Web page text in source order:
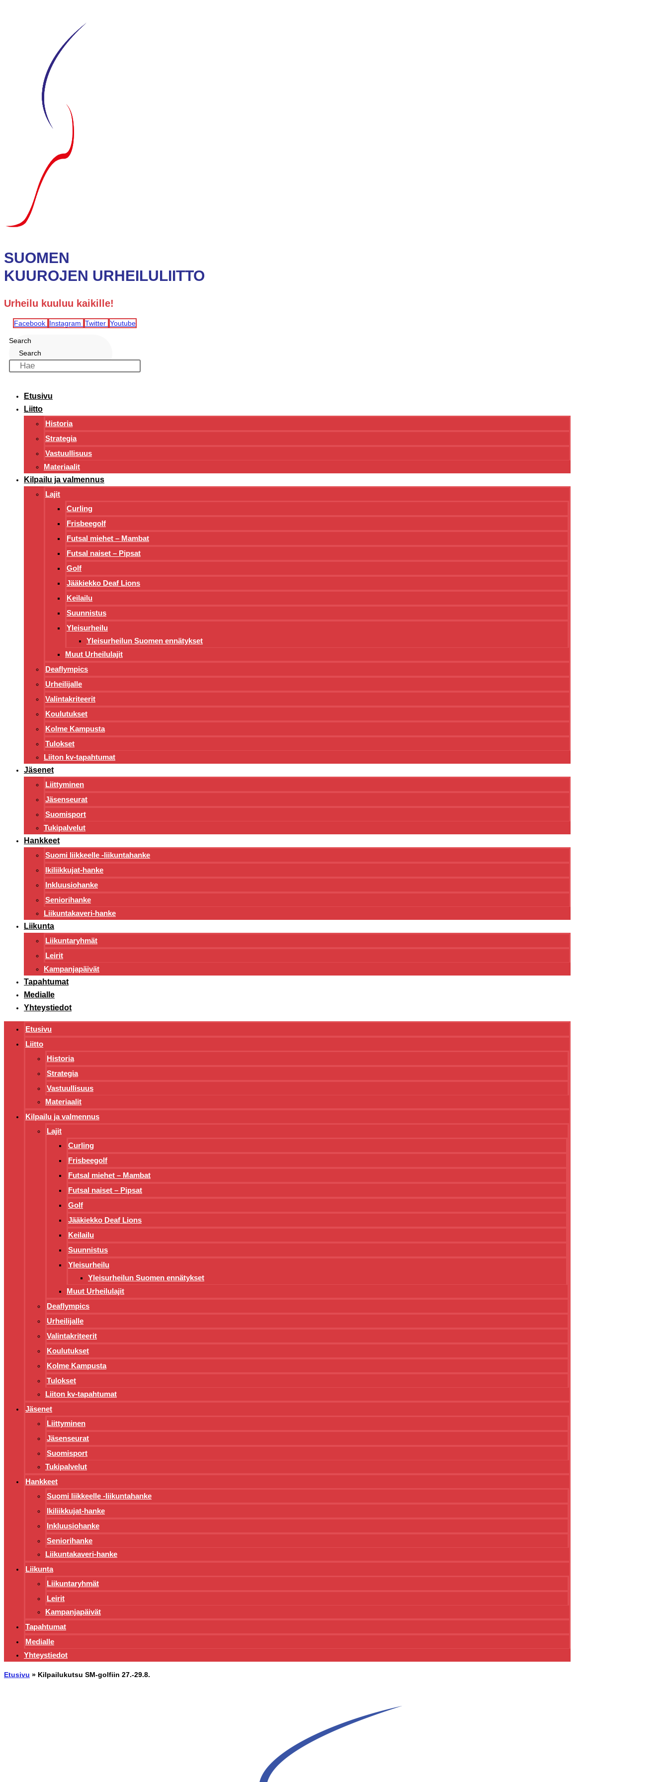
SUOMEN
KUUROJEN URHEILULIITTO
Urheilu kuuluu kaikille!
Facebook Instagram Twitter Youtube
Search
Search
Etusivu
Liitto
Historia
Strategia
Vastuullisuus
Materiaalit
Kilpailu ja valmennus
Lajit
Curling
Frisbeegolf
Futsal miehet – Mambat
Futsal naiset – Pipsat
Golf
Jääkiekko Deaf Lions
Keilailu
Suunnistus
Yleisurheilu
Yleisurheilun Suomen ennätykset
Muut Urheilulajit
Deaflympics
Urheilijalle
Valintakriteerit
Koulutukset
Kolme Kampusta
Tulokset
Liiton kv-tapahtumat
Jäsenet
Liittyminen
Jäsenseurat
Suomisport
Tukipalvelut
Hankkeet
Suomi liikkeelle -liikuntahanke
Ikiliikkujat-hanke
Inkluusiohanke
Seniorihanke
Liikuntakaveri-hanke
Liikunta
Liikuntaryhmät
Leirit
Kampanjapäivät
Tapahtumat
Medialle
Yhteystiedot
Etusivu
Liitto
Historia
Strategia
Vastuullisuus
Materiaalit
Kilpailu ja valmennus
Lajit
Curling
Frisbeegolf
Futsal miehet – Mambat
Futsal naiset – Pipsat
Golf
Jääkiekko Deaf Lions
Keilailu
Suunnistus
Yleisurheilu
Yleisurheilun Suomen ennätykset
Muut Urheilulajit
Deaflympics
Urheilijalle
Valintakriteerit
Koulutukset
Kolme Kampusta
Tulokset
Liiton kv-tapahtumat
Jäsenet
Liittyminen
Jäsenseurat
Suomisport
Tukipalvelut
Hankkeet
Suomi liikkeelle -liikuntahanke
Ikiliikkujat-hanke
Inkluusiohanke
Seniorihanke
Liikuntakaveri-hanke
Liikunta
Liikuntaryhmät
Leirit
Kampanjapäivät
Tapahtumat
Medialle
Yhteystiedot
Etusivu » Kilpailukutsu SM-golfiin 27.-29.8.